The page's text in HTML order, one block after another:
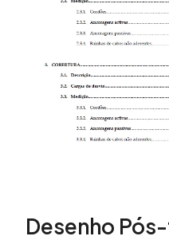
Desenho